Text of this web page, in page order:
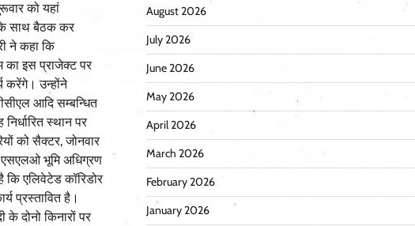
को यहां
के साथ बैठक कर
ने कहा कि
का इस प्राजेक्ट पर
करेंगे। उन्होंने
आदि सम्बन्धित
स्थान पर
को सैक्टर, जोनवार
एसएलओ भूमि अधिग्रण
कि एलिवेटेड कॉरिडोर
प्रस्तावित है।
दोनो किनारों पर
August 2026
July 2026
June 2026
May 2026
April 2026
March 2026
February 2026
January 2026